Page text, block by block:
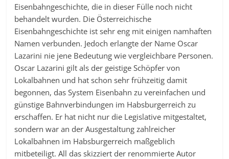
Eisenbahngeschichte, die in dieser Fülle noch nicht
behandelt wurden. Die Österreichische
Eisenbahngeschichte ist sehr eng mit einigen namhaften
Namen verbunden. Jedoch erlangte der Name Oscar
Lazarini nie jene Bedeutung wie vergleichbare Personen.
Oscar Lazarini gilt als der geistige Schöpfer von
Lokalbahnen und hat schon sehr frühzeitig damit
begonnen, das System Eisenbahn zu vereinfachen und
günstige Bahnverbindungen im Habsburgerreich zu
erschaffen. Er hat nicht nur die Legislative mitgestaltet,
sondern war an der Ausgestaltung zahlreicher
Lokalbahnen im Habsburgerreich maßgeblich
mitbeteiligt. All das skizziert der renommierte Autor